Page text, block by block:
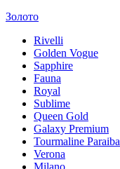
Золото
Rivelli
Golden Vogue
Sapphire
Fauna
Royal
Sublime
Queen Gold
Galaxy Premium
Tourmaline Paraiba
Verona